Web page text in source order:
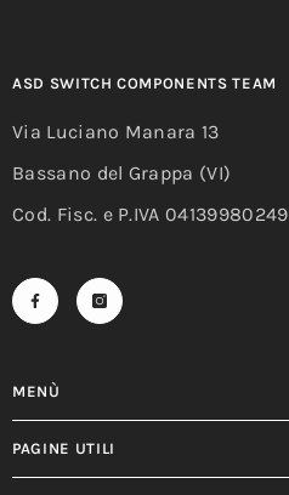
ASD SWITCH COMPONENTS TEAM
Via Luciano Manara 13
Bassano del Grappa (VI)
Cod. Fisc. e P.IVA 04139980249
MENÙ
PAGINE UTILI